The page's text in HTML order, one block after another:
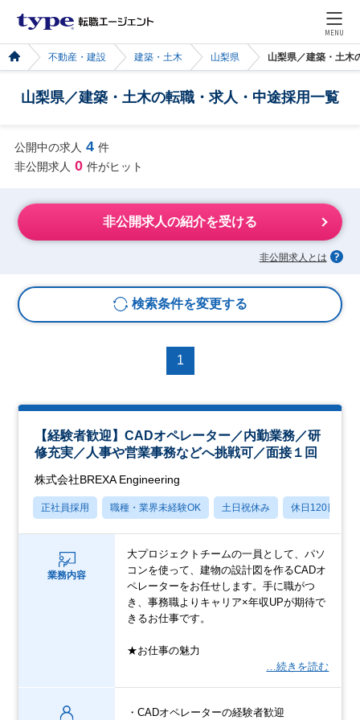
MENU
不動産・建設 建築・土木 山梨県 山梨県／建築・土木
山梨県／建築・土木の転職・求人・中途採用一覧
公開中の求人 4 件
非公開求人 0 件がヒット
非公開求人の紹介を受ける
非公開求人とは
検索条件を変更する
1
【経験者歓迎】CADオペレーター／内勤業務／研
修充実／人事や営業事務などへ挑戦可／面接１回
株式会社BREXA Engineering
正社員採用 職種・業界未経験OK 土日祝休み 休日120日以上
業務内容
大プロジェクトチームの一員として、パソ
コンを使って、建物の設計図を作るCADオ
ペレーターをお任せします。手に職がつ
き、事務職よりキャリア×年収UPが期待で
きるお仕事です。
★お仕事の魅力
…続きを読む
・CADオペレーターの経験者歓迎